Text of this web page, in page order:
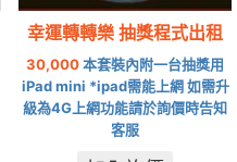
幸運轉轉樂 抽獎程式出租
30,000本套裝內附一台抽獎用
iPad mini *ipad需能上網 如需升
級為4G上網功能請於詢價時告知
客服